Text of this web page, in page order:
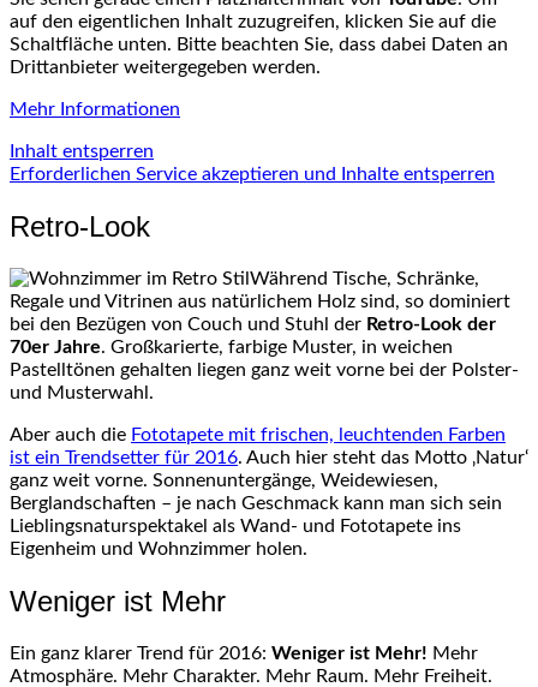
auf den eigentlichen Inhalt zuzugreifen, klicken Sie auf die
Schaltfläche unten. Bitte beachten Sie, dass dabei Daten an
Drittanbieter weitergegeben werden.
Mehr Informationen
Inhalt entsperren
Erforderlichen Service akzeptieren und Inhalte entsperren
Retro-Look
Während Tische, Schränke,
Regale und Vitrinen aus natürlichem Holz sind, so dominiert
bei den Bezügen von Couch und Stuhl der Retro-Look der
70er Jahre. Großkarierte, farbige Muster, in weichen
Pastelltönen gehalten liegen ganz weit vorne bei der Polster-
und Musterwahl.
Aber auch die Fototapete mit frischen, leuchtenden Farben
ist ein Trendsetter für 2016. Auch hier steht das Motto ‚Natur‘
ganz weit vorne. Sonnenuntergänge, Weidewiesen,
Berglandschaften – je nach Geschmack kann man sich sein
Lieblingsnaturspektakel als Wand- und Fototapete ins
Eigenheim und Wohnzimmer holen.
Weniger ist Mehr
Ein ganz klarer Trend für 2016: Weniger ist Mehr! Mehr
Atmosphäre. Mehr Charakter. Mehr Raum. Mehr Freiheit.